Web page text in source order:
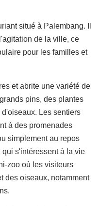
situé à Palembang. Il
de la ville, ce
pour les familles et
et abrite une variété de
pins, des plantes
Les sentiers
à des promenades
simplement au repos
s'intéressent à la vie
zoo où les visiteurs
des oiseaux, notamment